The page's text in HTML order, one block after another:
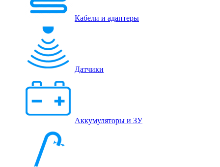
Кабели и адаптеры
Датчики
Аккумуляторы и ЗУ